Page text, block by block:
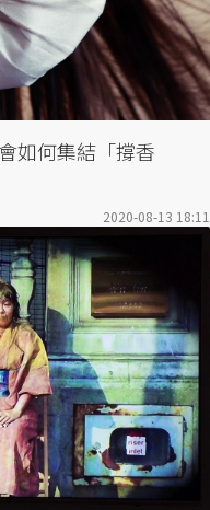
如何集結「撐香
2020-08-13 18:11